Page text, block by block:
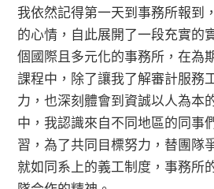
我依然記得第一天到事務所報到
的心情，自此展開了一段充實的
個國際且多元化的事務所，在為
課程中，除了讓我了解審計服務
力，也深刻體會到資誠以人為本
中，我認識來自不同地區的同事
習，為了共同目標努力，替團隊
就如同系上的義工制度，事務所